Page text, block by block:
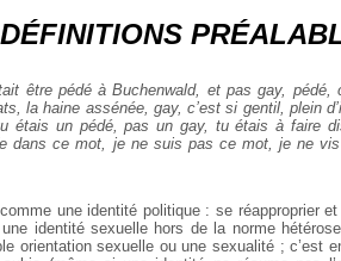
être pédé à Buchenwald, et pas gay,
la haine assénée, gay, c’est si gentil, plein
étais un pédé, pas un gay, tu étais à faire
dans ce mot, je ne suis pas ce mot, je ne
une identité politique : se réapproprier
identité sexuelle hors de la norme
orientation sexuelle ou une sexualité ; c’est